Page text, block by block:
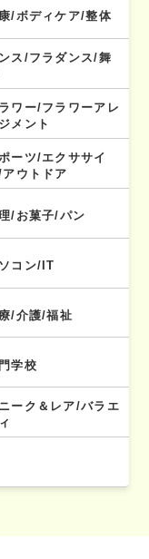
/ボディケア/整体
ス/フラダンス/舞
ワー/フラワーアレ
メント
ーツ/エクササイ
アウトドア
/お菓子/パン
コン/IT
/介護/福祉
学校
ーク＆レア/バラエ